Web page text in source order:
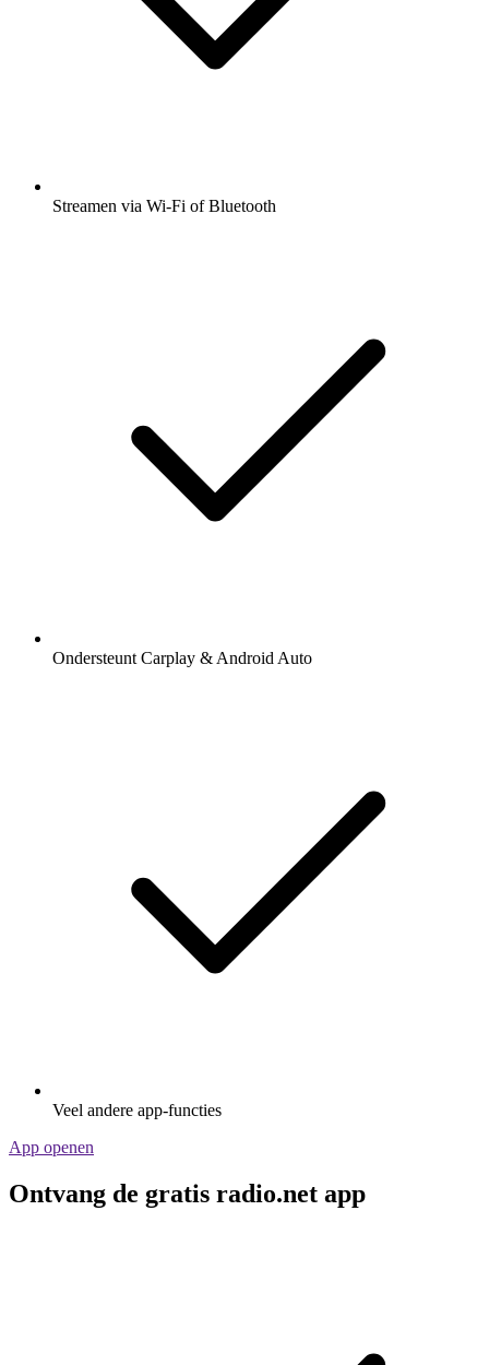
Streamen via Wi-Fi of Bluetooth
Ondersteunt Carplay & Android Auto
Veel andere app-functies
App openen
Ontvang de gratis radio.net app